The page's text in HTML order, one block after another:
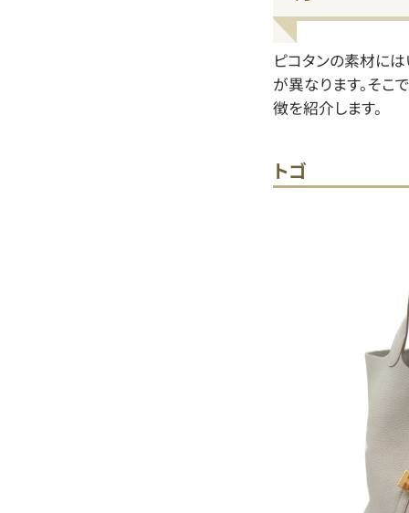
ピコタンの素材に
が異なります。そこ
徴を紹介します。
トゴ